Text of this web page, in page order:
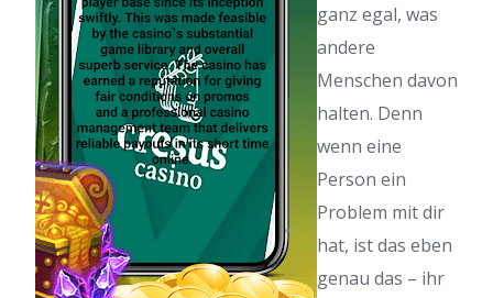
ganz egal, was
andere
Menschen davon
halten. Denn
wenn eine
Person ein
Problem mit dir
hat, ist das eben
genau das – ihr